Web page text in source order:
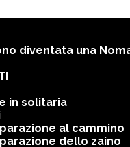
diventata una
in solitaria
al cammino
dello zaino